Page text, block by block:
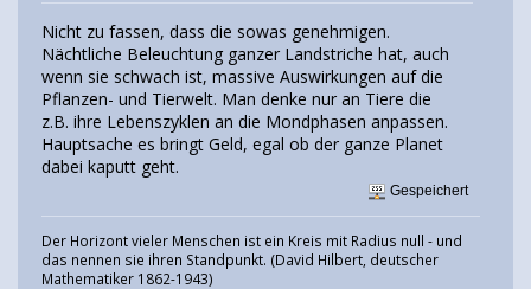
Nicht zu fassen, dass die sowas genehmigen.
Nächtliche Beleuchtung ganzer Landstriche hat, auch
wenn sie schwach ist, massive Auswirkungen auf die
Pflanzen- und Tierwelt. Man denke nur an Tiere die
z.B. ihre Lebenszyklen an die Mondphasen anpassen.
Hauptsache es bringt Geld, egal ob der ganze Planet
dabei kaputt geht.
Gespeichert
Der Horizont vieler Menschen ist ein Kreis mit Radius null - und
das nennen sie ihren Standpunkt. (David Hilbert, deutscher
Mathematiker 1862-1943)